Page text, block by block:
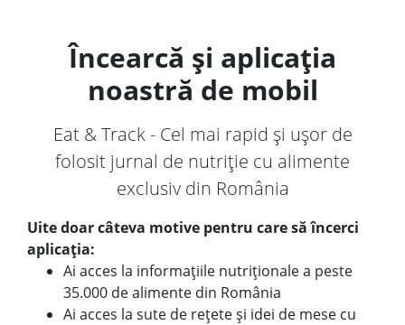
Încearcă și aplicația
noastră de mobil
Eat & Track - Cel mai rapid și ușor de
folosit jurnal de nutriție cu alimente
exclusiv din România
Uite doar câteva motive pentru care să încerci
aplicația:
Ai acces la informațiile nutriționale a peste
35.000 de alimente din România
Ai acces la sute de rețete și idei de mese cu